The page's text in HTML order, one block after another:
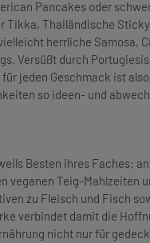
Pancakes oder
Tikka, Thailändische
herrliche Samosa,
Versüßt durch
jeden Geschmack ist
so ideen- und
Besten ihres Faches:
veganen Teig-Mahlzeiten
zu Fleisch und Fisch
verbindet damit die
nicht nur für